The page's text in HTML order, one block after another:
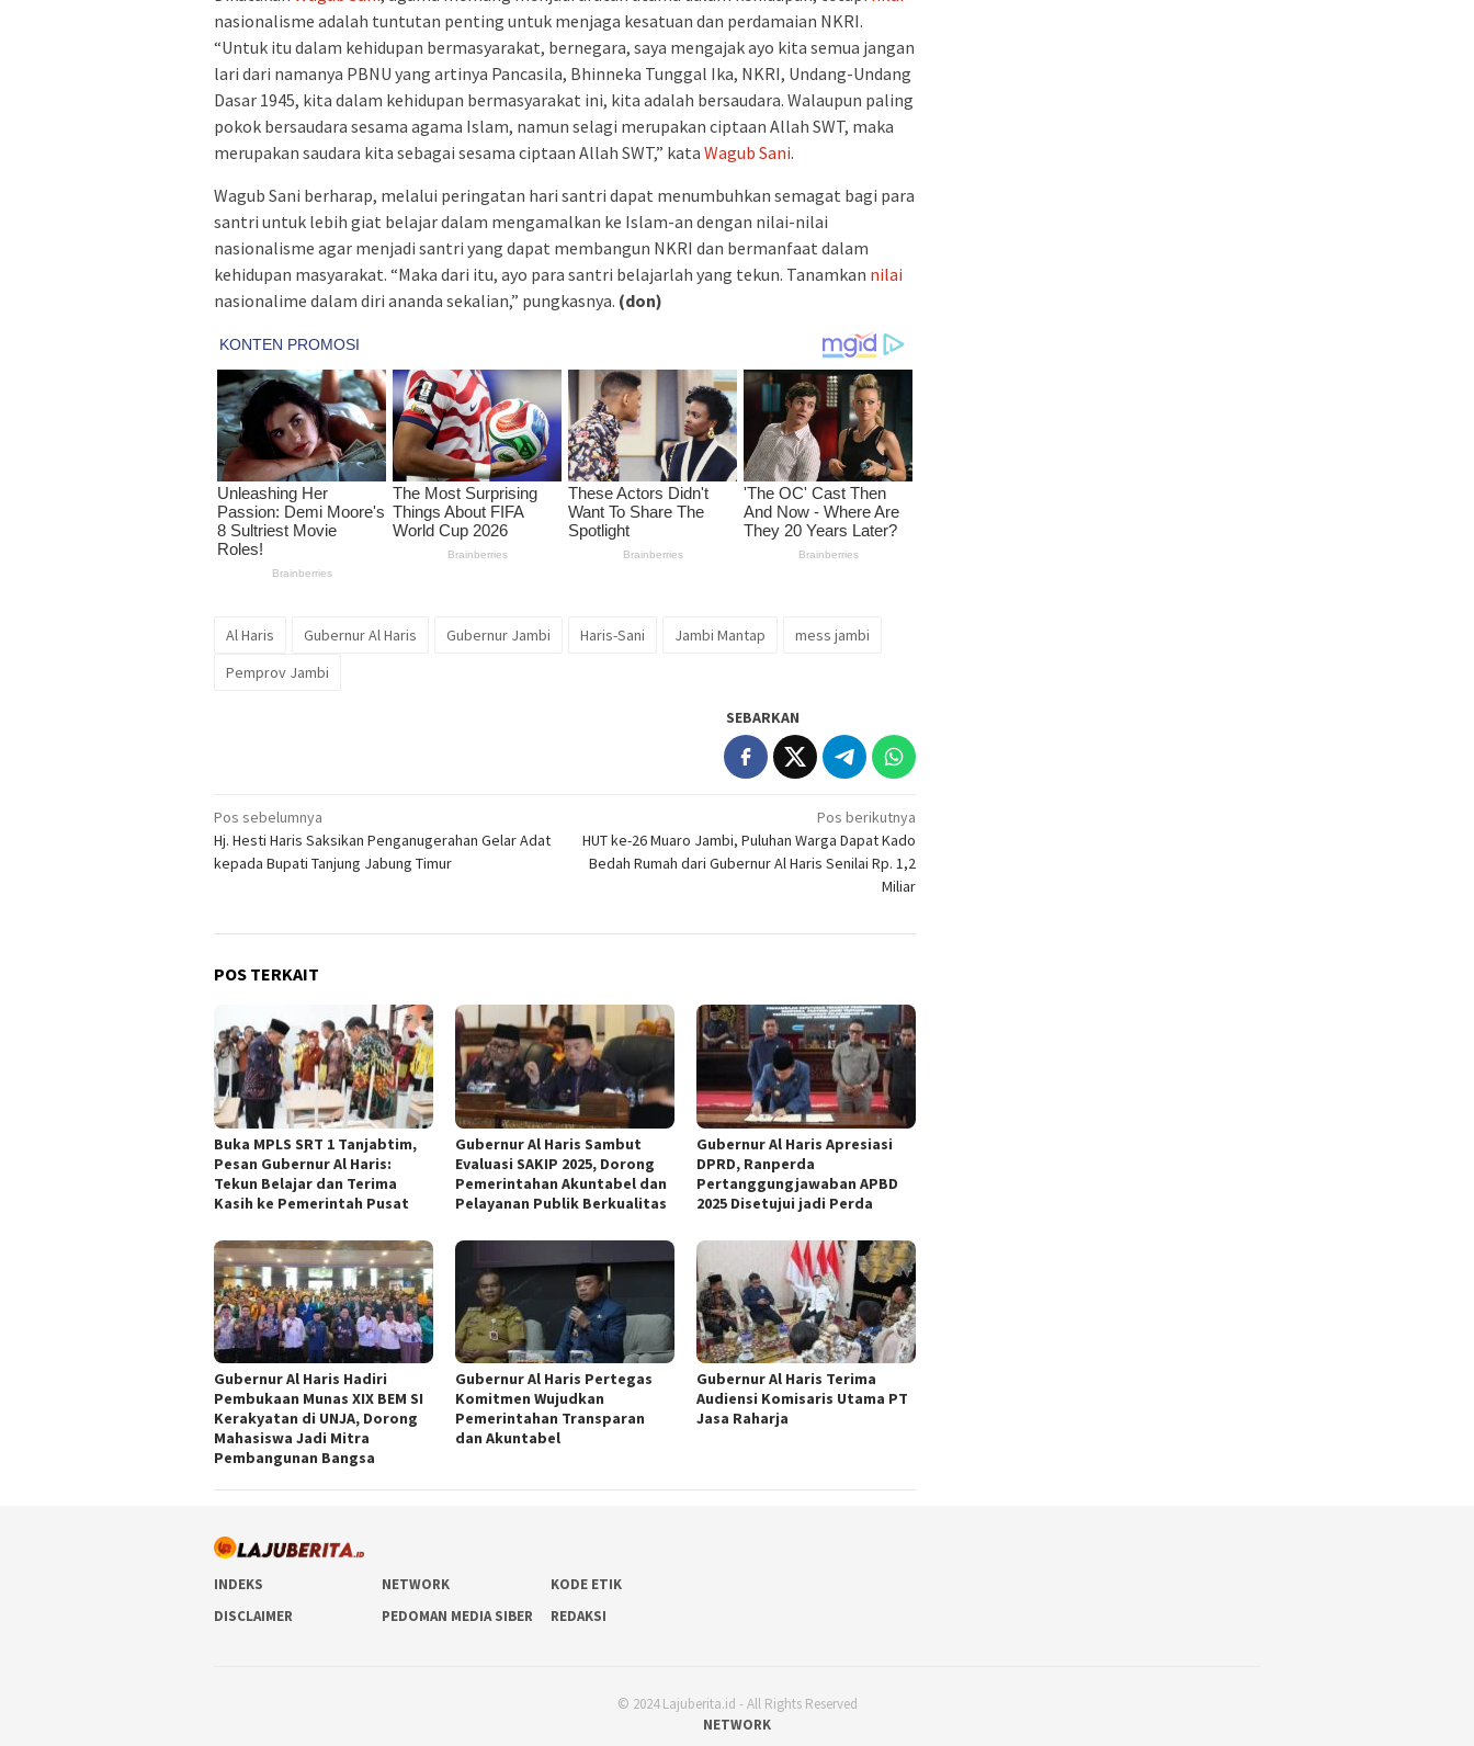
nasionalisme adalah tuntutan penting untuk menjaga kesatuan dan perdamaian NKRI.
“Untuk itu dalam kehidupan bermasyarakat, bernegara, saya mengajak ayo kita semua jangan
lari dari namanya PBNU yang artinya Pancasila, Bhinneka Tunggal Ika, NKRI, Undang-Undang
Dasar 1945, kita dalam kehidupan bermasyarakat ini, kita adalah bersaudara. Walaupun paling
pokok bersaudara sesama agama Islam, namun selagi merupakan ciptaan Allah SWT, maka
merupakan saudara kita sebagai sesama ciptaan Allah SWT,” kata Wagub Sani.
‎Wagub Sani berharap, melalui peringatan hari santri dapat menumbuhkan semagat bagi para
santri untuk lebih giat belajar dalam mengamalkan ke Islam-an dengan nilai-nilai
nasionalisme agar menjadi santri yang dapat membangun NKRI dan bermanfaat dalam
kehidupan masyarakat. “Maka dari itu, ayo para santri belajarlah yang tekun. Tanamkan nilai
nasionalime dalam diri ananda sekalian,” pungkasnya. (don)
Al Haris Gubernur Al Haris Gubernur Jambi Haris-Sani Jambi Mantap
mess jambi
Pemprov Jambi
SEBARKAN
Navigasi
pos
Pos sebelumnya
Hj. Hesti Haris Saksikan Penganugerahan Gelar Adat
kepada Bupati Tanjung Jabung Timur
Pos berikutnya
HUT ke-26 Muaro Jambi, Puluhan Warga Dapat Kado
Bedah Rumah dari Gubernur Al Haris Senilai Rp. 1,2
Miliar
POS TERKAIT
Buka MPLS SRT 1 Tanjabtim,
Pesan Gubernur Al Haris:
Tekun Belajar dan Terima
Kasih ke Pemerintah Pusat
Gubernur Al Haris Sambut
Evaluasi SAKIP 2025, Dorong
Pemerintahan Akuntabel dan
Pelayanan Publik Berkualitas
Gubernur Al Haris Apresiasi
DPRD, Ranperda
Pertanggungjawaban APBD
2025 Disetujui jadi Perda
Gubernur Al Haris Hadiri
Pembukaan Munas XIX BEM SI
Kerakyatan di UNJA, Dorong
Mahasiswa Jadi Mitra
Pembangunan Bangsa
Gubernur Al Haris Pertegas
Komitmen Wujudkan
Pemerintahan Transparan
dan Akuntabel
Gubernur Al Haris Terima
Audiensi Komisaris Utama PT
Jasa Raharja
INDEKS NETWORK
KODE ETIK
DISCLAIMER
PEDOMAN MEDIA SIBER REDAKSI
© 2024 Lajuberita.id - All Rights Reserved
NETWORK